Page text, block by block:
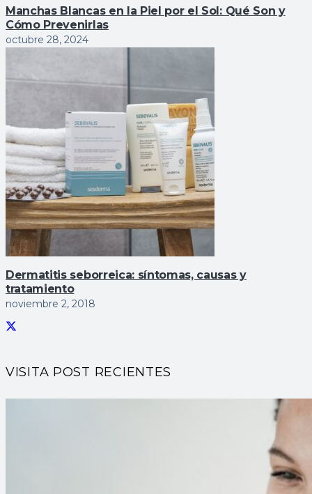
Manchas Blancas en la Piel por el Sol: Qué Son y
Cómo Prevenirlas
octubre 28, 2024
Dermatitis seborreica: sí­ntomas, causas y
tratamiento
noviembre 2, 2018
VISITA POST RECIENTES